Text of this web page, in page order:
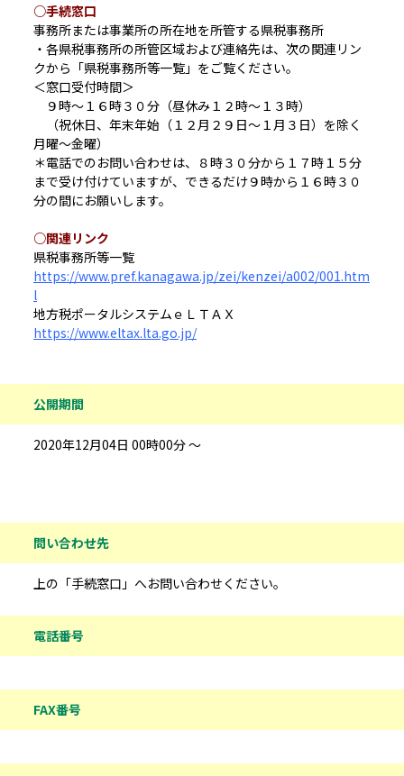
○手続窓口
事務所または事業所の所在地を所管する県税事務所
・各県税事務所の所管区域および連絡先は、次の関連リン
クから「県税事務所等一覧」をご覧ください。
＜窓口受付時間＞
９時～１６時３０分（昼休み１２時～１３時）
（祝休日、年末年始（１２月２９日～１月３日）を除く
月曜～金曜）
＊電話でのお問い合わせは、８時３０分から１７時１５分
まで受け付けていますが、できるだけ９時から１６時３０
分の間にお願いします。
○関連リンク
県税事務所等一覧
https://www.pref.kanagawa.jp/zei/kenzei/a002/001.htm
l
地方税ポータルシステムｅＬＴＡＸ
https://www.eltax.lta.go.jp/
公開期間
2020年12月04日 00時00分 ～
問い合わせ先
上の「手続窓口」へお問い合わせください。
電話番号
FAX番号